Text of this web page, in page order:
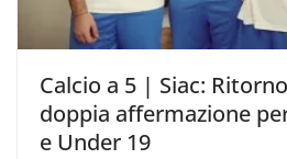
Calcio a 5 | Siac:
doppia affermazione
e Under 19